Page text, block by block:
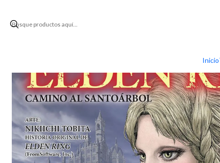
Inicio